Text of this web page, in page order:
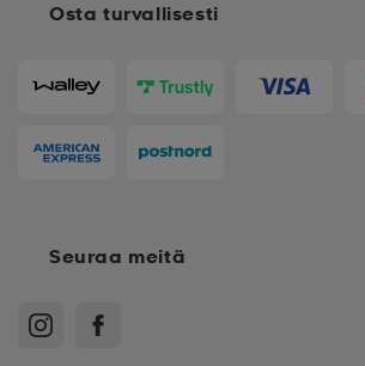
Osta turvallisesti
Seuraa meitä